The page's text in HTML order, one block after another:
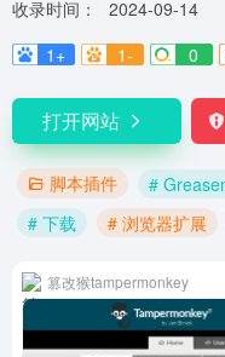
收录时间：
2024-09-14
1+
1- 0
打开网站
脚本插件 #
# 下载
# 浏览器扩展
篡改猴tampermonkey